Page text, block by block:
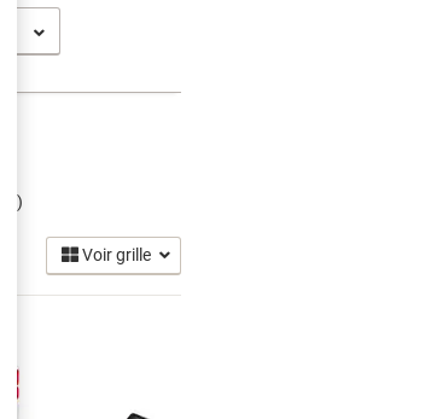
(16)
Voir grille